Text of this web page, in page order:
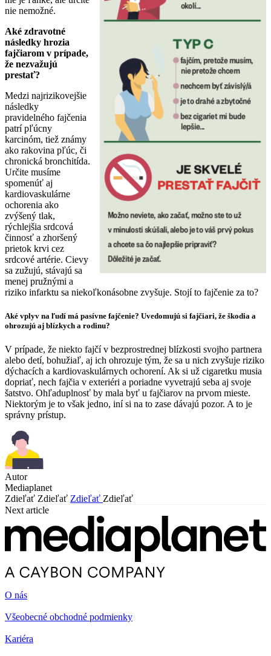
nie nemožné.
Aké zdravotné
následky hrozia
fajčiarom v prípade,
že nezvažujú
prestať?
Medzi najrizikovejšie
následky
pravidelného fajčenia
patrí pľúcny
karcinóm, tiež známy
ako rakovina pľúc, či
chronická bronchitída.
Určite musíme
spomenúť aj
kardiovaskulárne
ochorenia ako
zvýšený tlak,
rýchlejšia srdcová
činnosť a zhoršený
prietok krvi cez
srdcové artérie. Cievy
sa zužujú, stávajú sa
menej pružnými a
riziko infarktu sa niekoľkonásobne zvyšuje. Stojí to fajčenie za to?
Aké vplyv na ľudí má pasívne fajčenie? Uvedomujú si fajčiari, že škodia a
ohrozujú aj blízkych a rodinu?
V prípade, že niekto fajčí v bezprostrednej blízkosti svojho partnera
alebo detí, bohužiaľ, aj ich ohrozuje tým, že sa u nich zvyšuje riziko
dýchacích a kardiovaskulárnych ochorení. Ak si už cigaretku musia
dopriať, nech fajčia v exteriéri a poriadne vyvetrajú seba aj svoje
šatstvo. Ohľaduplnosť by mala byť u fajčiarov na prvom mieste.
Niektorým je to však jedno, iní si na to zase dávajú pozor. A to je
správny prístup.
Autor
Mediaplanet
Zdieľať Zdieľať Zdieľať Zdieľať
Next article
O nás
Všeobecné obchodné podmienky
Kariéra